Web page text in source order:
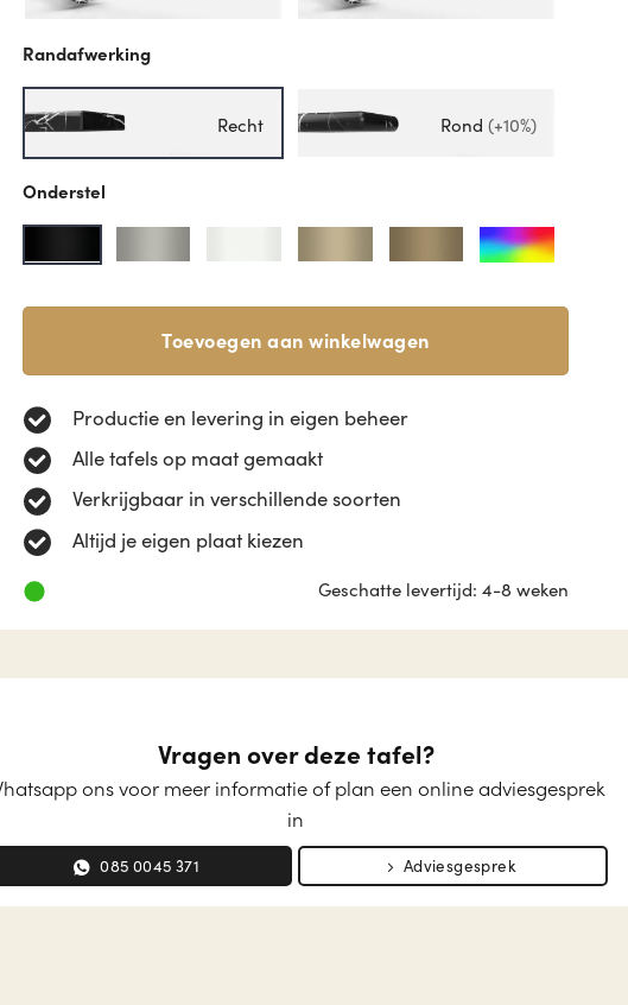
Randafwerking
Recht Rond (+10%)
Onderstel
Toevoegen aan winkelwagen
Productie en levering in eigen beheer
Alle tafels op maat gemaakt
Verkrijgbaar in verschillende soorten
Altijd je eigen plaat kiezen
Geschatte levertijd: 4-8 weken
Vragen over deze tafel?
ons voor meer informatie of plan een online adviesgesprek
in
085 0045 371 Adviesgesprek